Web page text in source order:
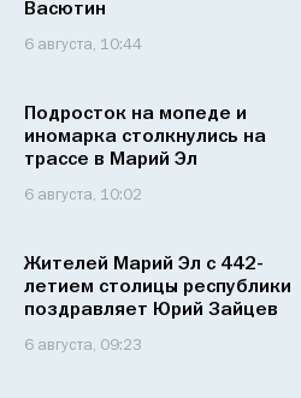
Васютин
6 августа, 10:44
Подросток на мопеде и
иномарка столкнулись на
трассе в Марий Эл
6 августа, 10:02
Жителей Марий Эл с 442-
летием столицы республики
поздравляет Юрий Зайцев
6 августа, 09:23